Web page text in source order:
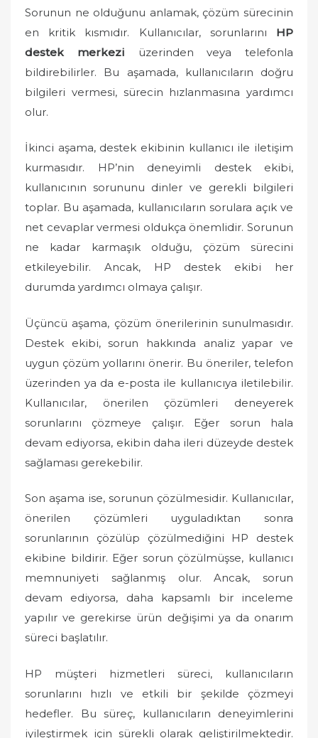
Sorunun ne olduğunu anlamak, çözüm sürecinin
en kritik kısmıdır. Kullanıcılar, sorunlarını HP
destek merkezi üzerinden veya telefonla
bildirebilirler. Bu aşamada, kullanıcıların doğru
bilgileri vermesi, sürecin hızlanmasına yardımcı
olur.
İkinci aşama, destek ekibinin kullanıcı ile iletişim
kurmasıdır. HP’nin deneyimli destek ekibi,
kullanıcının sorununu dinler ve gerekli bilgileri
toplar. Bu aşamada, kullanıcıların sorulara açık ve
net cevaplar vermesi oldukça önemlidir. Sorunun
ne kadar karmaşık olduğu, çözüm sürecini
etkileyebilir. Ancak, HP destek ekibi her
durumda yardımcı olmaya çalışır.
Üçüncü aşama, çözüm önerilerinin sunulmasıdır.
Destek ekibi, sorun hakkında analiz yapar ve
uygun çözüm yollarını önerir. Bu öneriler, telefon
üzerinden ya da e-posta ile kullanıcıya iletilebilir.
Kullanıcılar, önerilen çözümleri deneyerek
sorunlarını çözmeye çalışır. Eğer sorun hala
devam ediyorsa, ekibin daha ileri düzeyde destek
sağlaması gerekebilir.
Son aşama ise, sorunun çözülmesidir. Kullanıcılar,
önerilen çözümleri uyguladıktan sonra
sorunlarının çözülüp çözülmediğini HP destek
ekibine bildirir. Eğer sorun çözülmüşse, kullanıcı
memnuniyeti sağlanmış olur. Ancak, sorun
devam ediyorsa, daha kapsamlı bir inceleme
yapılır ve gerekirse ürün değişimi ya da onarım
süreci başlatılır.
HP müşteri hizmetleri süreci, kullanıcıların
sorunlarını hızlı ve etkili bir şekilde çözmeyi
hedefler. Bu süreç, kullanıcıların deneyimlerini
iyileştirmek için sürekli olarak geliştirilmektedir.